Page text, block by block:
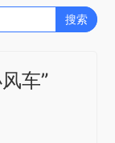
搜索
车”